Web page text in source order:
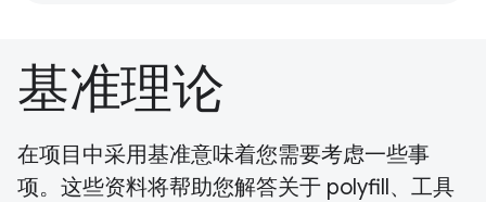
基准理论
在项目中采用基准意味着您需要考虑一些事
项。这些资料将帮助您解答关于 polyfill、工具